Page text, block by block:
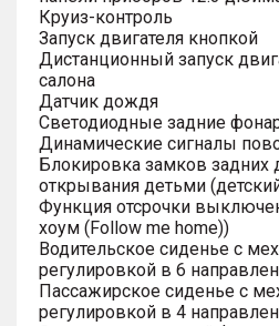
Круиз-контроль
Запуск двигателя кнопкой
Дистанционный запуск
салона
Датчик дождя
Светодиодные задние
Динамические сигналы
Блокировка замков задних
открывания детьми
Функция отсрочки
хоум (Follow me home))
Водительское сиденье с
регулировкой в 6
Пассажирское сиденье с
регулировкой в 4